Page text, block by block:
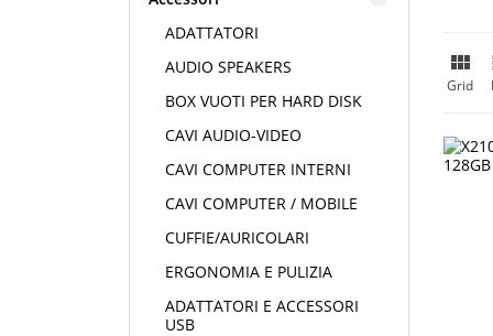
ADATTATORI
AUDIO SPEAKERS
BOX VUOTI PER HARD DISK
CAVI AUDIO-VIDEO
CAVI COMPUTER INTERNI
CAVI COMPUTER / MOBILE
CUFFIE/AURICOLARI
ERGONOMIA E PULIZIA
ADATTATORI E ACCESSORI
USB

Grid